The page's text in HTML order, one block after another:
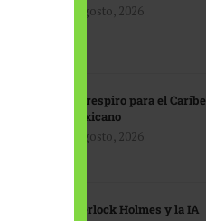
3 agosto, 2026
Un respiro para el Caribe
mexicano
3 agosto, 2026
Sherlock Holmes y la IA